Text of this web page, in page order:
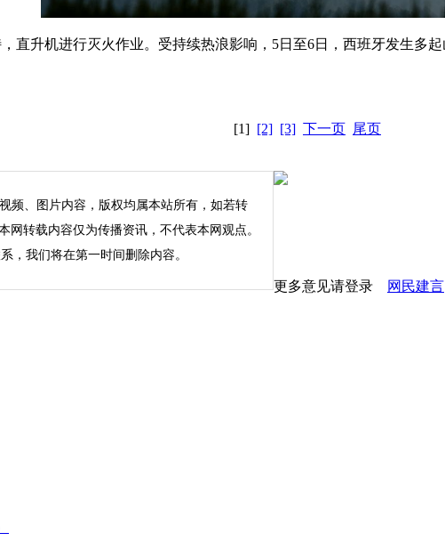
升机进行灭火作业。受持续热浪影响，5日至6日，西班牙发生多
[1] [2] [3] 下一页 尾页
频、图片内容，版权均属本站所有，如若转
网转载内容仅为传播资讯，不代表本网观点。
，我们将在第一时间删除内容。
更多意见请登录 网民建言